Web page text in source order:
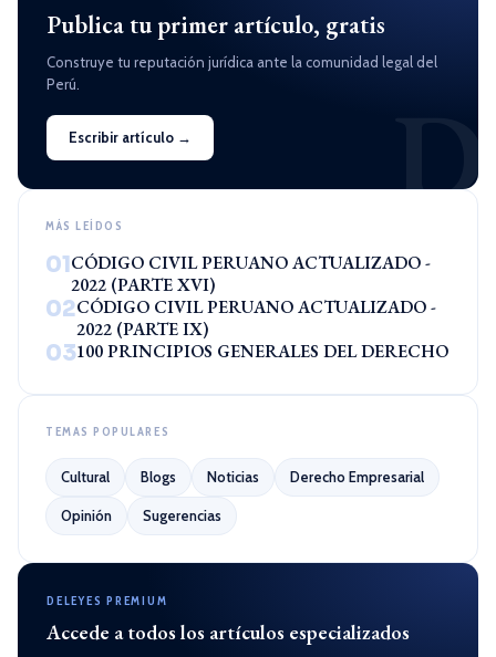
D
Publica tu primer artículo, gratis
Construye tu reputación jurídica ante la comunidad legal del
Perú.
Escribir artículo →
MÁS LEÍDOS
01CÓDIGO CIVIL PERUANO ACTUALIZADO -
2022 (PARTE XVI)
02CÓDIGO CIVIL PERUANO ACTUALIZADO -
2022 (PARTE IX)
03100 PRINCIPIOS GENERALES DEL DERECHO
TEMAS POPULARES
Cultural Blogs Noticias Derecho Empresarial
Opinión Sugerencias
DELEYES PREMIUM
Accede a todos los artículos especializados